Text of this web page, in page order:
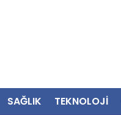
SAĞLIK TEKNOLOJİ